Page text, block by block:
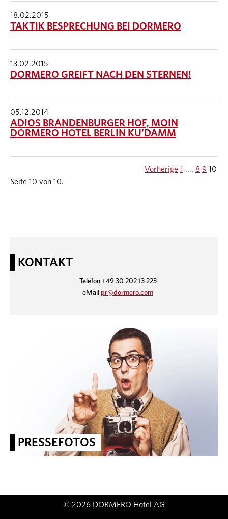
18.02.2015
TAKTIK BESPRECHUNG BEI DORMERO
13.02.2015
DORMERO GREIFT NACH DEN STERNEN!
05.12.2014
ADIOS BRANDENBURGER HOF, MOIN
DORMERO HOTEL BERLIN KU’DAMM
Seite 10 von 10.
Vorherige 1 .... 8 9 10
KONTAKT
Telefon +49 30 202 13 223
eMail pr@dormero.com
PRESSEFOTOS
© 2026 DORMERO Hotel AG